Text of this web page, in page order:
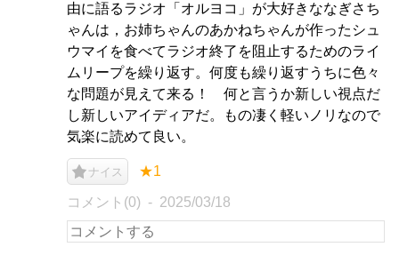
由に語るラジオ「オルヨコ」が大好きななぎさち
ゃんは，お姉ちゃんのあかねちゃんが作ったシュ
ウマイを食べてラジオ終了を阻止するためのライ
ムリープを繰り返す。何度も繰り返すうちに色々
な問題が見えて来る！ 何と言うか新しい視点だ
し新しいアイディアだ。もの凄く軽いノリなので
気楽に読めて良い。
ナイス ★1
コメント(0) 2025/03/18